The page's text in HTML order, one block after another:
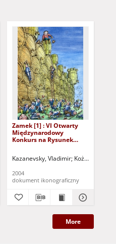
Kultury i Sportu "Zamek"
Zamek [1] : VI Otwarty
Międzynarodowy
Konkurs na Rysunek
Kazanevsky, Vladimir Kożuchowski
2004
dokument ikonograficzny
More